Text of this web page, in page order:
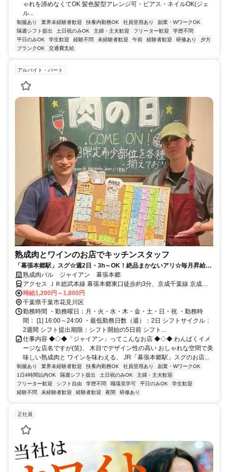
ゃれを諦めなくてOK 髪色髪型アレンジ可・ピアス・ネイルOK(ジェ
ル...
制服あり 業界未経験者歓迎 扶養内勤務OK 社員登用あり
副業・WワークOK
隔週シフト提出
土日祝のみOK 主婦・主夫歓迎 フリーター歓迎
学歴不問
平日のみOK
学生歓迎 経験不問 未経験者歓迎 午前 経験者歓迎 研修あり
夕方
ブランクOK
交通費支給
アルバイト・パート
熟成肉とワインのお店でキッチンスタッフ
「幕張本郷駅」スグ☆週2日・3h～OK！絶品まかないアリ☆毎月昇給チ
ャンス♪未経験・初バイトも歓迎◎
熟成肉バル ジャイアン 幕張本郷
アクセス ＪＲ総武本線 幕張本郷東口徒歩約3分、京成千葉線 京成幕
張本郷東口徒歩約3分、京成本線 京成大久保徒歩約20分 総武線「幕
張本郷駅」より徒歩2分
時給1,200円～1,800円
千葉県千葉市花見川区
勤務時間 ・勤務曜日：月・火・水・木・金・土・日・祝 ・勤務時
間： [1] 16:00～24:00 ・最低勤務日数（週）：2日 シフトサイクル：
2週間 シフト提出期限：シフト開始の5日前 シフト...
仕事内容 ◆◇◆「ジャイアン」ってこんなお店 ◆◇◆ わんぱくイメ
ージな店名ですが(笑)、 木目でデザイン性の高い おしゃれな空間で美
味しい熟成肉と ワインを味わえる、 JR「幕張本郷駅」スグのお店...
制服あり 業界未経験者歓迎 扶養内勤務OK 社員登用あり
副業・WワークOK
1日4時間以内OK
隔週シフト提出 土日祝のみOK
主婦・主夫歓迎
フリーター歓迎
シフト自由 学歴不問 職場見学可 平日のみOK
学生歓迎
経験不問
未経験者歓迎 経験者歓迎 夜間 研修あり
正社員